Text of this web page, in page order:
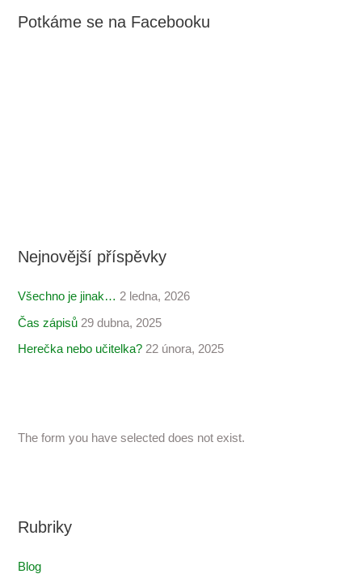
Potkáme se na Facebooku
Nejnovější příspěvky
Všechno je jinak… 2 ledna, 2026
Čas zápisů 29 dubna, 2025
Herečka nebo učitelka? 22 února, 2025
The form you have selected does not exist.
Rubriky
Blog